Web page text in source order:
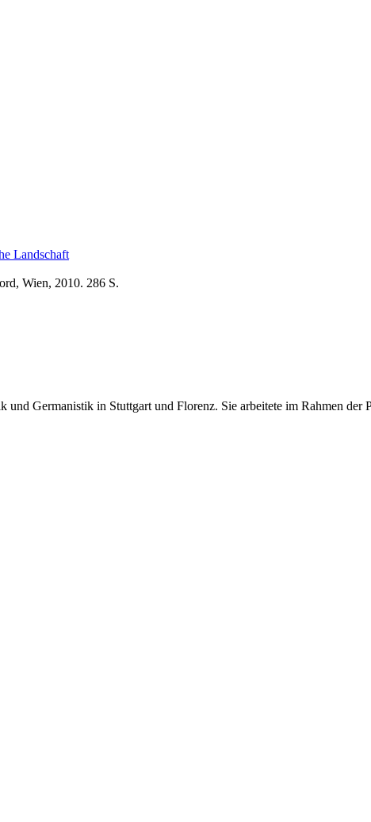
Landschaft
Wien, 2010. 286 S.
Germanistik in Stuttgart und Florenz. Sie arbeitete im Rahmen